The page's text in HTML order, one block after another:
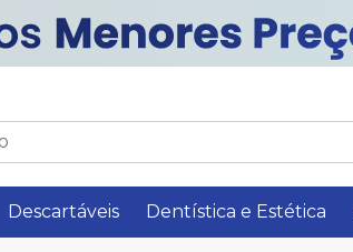
Descartáveis Dentística e Estética